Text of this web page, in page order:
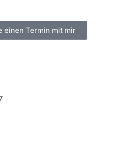
einen Termin mit mir